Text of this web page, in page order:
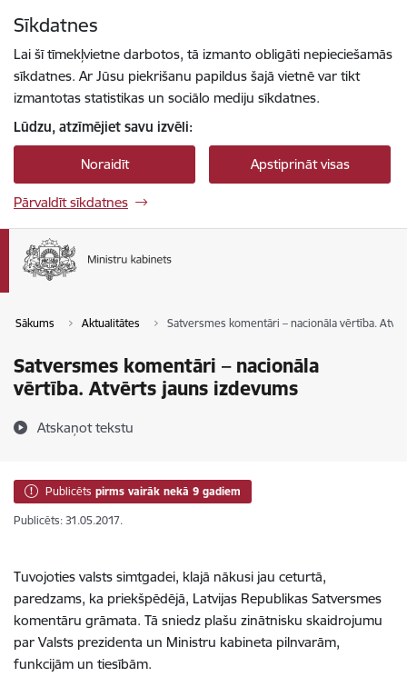
Sīkdatnes
Lai šī tīmekļvietne darbotos, tā izmanto obligāti nepieciešamās
sīkdatnes. Ar Jūsu piekrišanu papildus šajā vietnē var tikt
izmantotas statistikas un sociālo mediju sīkdatnes.
Lūdzu, atzīmējiet savu izvēli:
Noraidīt Apstiprināt visas
Pārvaldīt sīkdatnes
Sākums Aktualitātes Satversmes komentāri – nacionāla vērtība.
Satversmes komentāri – nacionāla
vērtība. Atvērts jauns izdevums
Atskaņot tekstu
Publicēts pirms vairāk nekā 9 gadiem
Publicēts: 31.05.2017.
Tuvojoties valsts simtgadei, klajā nākusi jau ceturtā,
paredzams, ka priekšpēdējā, Latvijas Republikas Satversmes
komentāru grāmata. Tā sniedz plašu zinātnisku skaidrojumu
par Valsts prezidenta un Ministru kabineta pilnvarām,
funkcijām un tiesībām.